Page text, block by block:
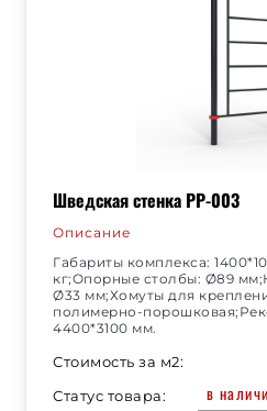
Шведская стенка РР-003
Описание
Габариты комплекса:
кг;Опорные столбы: Ø89
Ø33 мм;Хомуты для
полимерно-
4400*3100 мм.
Стоимость за м2:
Статус товара:
в